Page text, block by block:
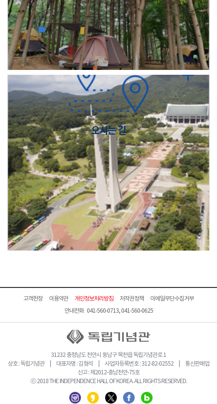
오시는 길
고객헌장 이용약관 개인정보처리방침 저작권정책
이메일무단수집거부
안내전화 041-560-0713, 041-560-0625
31232 충청남도 천안시 동남구 목천읍 독립기념관로 1
상호 : 독립기념관 | 대표자명 : 김형석 | 사업자등록번호 : 312-82-02552 | 통신판매업
신고 : 제2012-충남천안-75호
ⓒ 2018 THE INDEPENDENCE HALL OF KOREA. ALL RIGHTS RESERVED.